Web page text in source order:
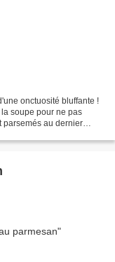
onctuosité bluffante !
soupe pour ne pas
parsemés au dernier